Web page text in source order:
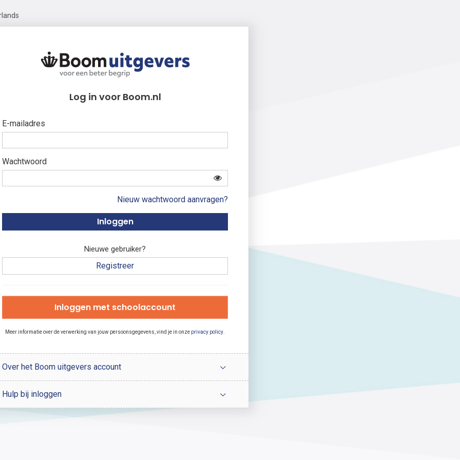
Log in voor Boom.nl
E-mailadres
Wachtwoord
Nieuw wachtwoord aanvragen?
Nieuwe gebruiker?
Registreer
Inloggen met schoolaccount
Meer informatie over de verwerking van jouw persoonsgegevens, vind je in onze privacy policy
Over het Boom uitgevers account
Hulp bij inloggen